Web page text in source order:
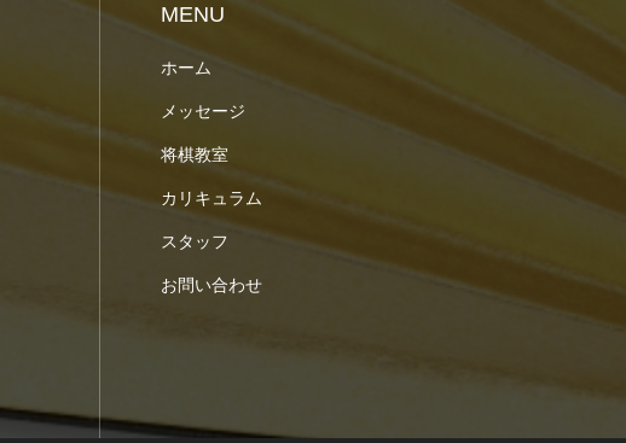
MENU
ホーム
メッセージ
将棋教室
カリキュラム
スタッフ
お問い合わせ